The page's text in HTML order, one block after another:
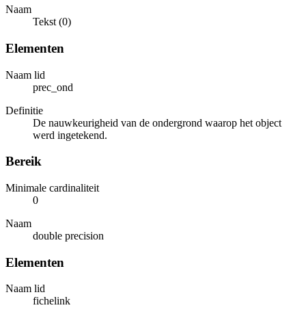
Naam
Tekst (0)
Elementen
Naam lid
prec_ond
Definitie
De nauwkeurigheid van de ondergrond waarop het object
werd ingetekend.
Bereik
Minimale cardinaliteit
0
Naam
double precision
Elementen
Naam lid
fichelink